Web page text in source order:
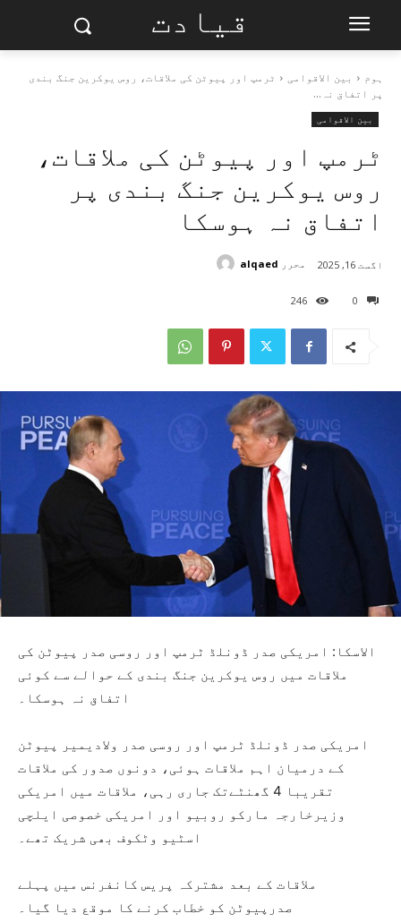
قیادت
ہوم بین الاقوامی
ٹرمپ اور پیوٹن کی ملاقات، روس یوکرین جنگ بندی
پر اتفاق نہ...
بین الاقوامی
ٹرمپ اور پیوٹن کی ملاقات،
روس یوکرین جنگ بندی پر
اتفاق نہ ہوسکا
0
246
اگست 16, 2025 محرر alqaed
الاسکا: امریکی صدر ڈونلڈ ٹرمپ اور روسی صدر پیوٹن کی
ملاقات میں روس یوکرین جنگ بندی کے حوالے سے کوئی
اتفاق نہ ہوسکا۔
امریکی صدر ڈونلڈ ٹرمپ اور روسی صدر ولادیمیر پیوٹن
کے درمیان اہم ملاقات ہوئی، دونوں صدور کی ملاقات
تقریبا 4 گھنٹےتک جاری رہی، ملاقات میں امریکی
وزیرخارجہ مارکو روبیو اور امریکی خصوصی ایلچی
اسٹیو وٹکوف بھی شریک تھے۔
ملاقات کے بعد مشترکہ پریس کانفرنس میں پہلے
صدرپیوٹن کو خطاب کرنے کا موقع دیا گیا۔